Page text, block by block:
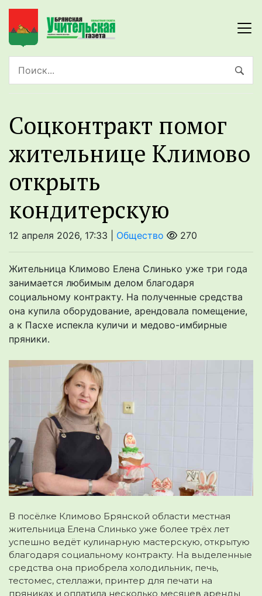
Соцконтракт помог
жительнице Климово
открыть
кондитерскую
12 апреля 2026, 17:33 | Общество 270
Жительница Климово Елена Слинько уже три года
занимается любимым делом благодаря
социальному контракту. На полученные средства
она купила оборудование, арендовала помещение,
а к Пасхе испекла куличи и медово-имбирные
пряники.
В посёлке Климово Брянской области местная
жительница Елена Слинько уже более трёх лет
успешно ведёт кулинарную мастерскую, открытую
благодаря социальному контракту. На выделенные
средства она приобрела холодильник, печь,
тестомес, стеллажи, принтер для печати на
пряниках и оплатила несколько месяцев аренды